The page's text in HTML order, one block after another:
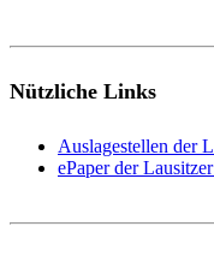
Nützliche Links
Auslagestellen der
ePaper der